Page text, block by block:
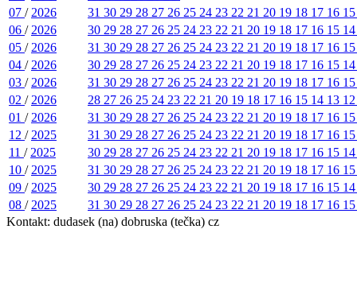
07 / 2026 31 30 29 28 27 26 25 24 23 22 21 20 19 18 17 16
06 / 2026 30 29 28 27 26 25 24 23 22 21 20 19 18 17 16 15
05 / 2026 31 30 29 28 27 26 25 24 23 22 21 20 19 18 17 16
04 / 2026 30 29 28 27 26 25 24 23 22 21 20 19 18 17 16 15
03 / 2026 31 30 29 28 27 26 25 24 23 22 21 20 19 18 17 16
02 / 2026 28 27 26 25 24 23 22 21 20 19 18 17 16 15 14 13
01 / 2026 31 30 29 28 27 26 25 24 23 22 21 20 19 18 17 16
12 / 2025 31 30 29 28 27 26 25 24 23 22 21 20 19 18 17 16
11 / 2025 30 29 28 27 26 25 24 23 22 21 20 19 18 17 16 15
10 / 2025 31 30 29 28 27 26 25 24 23 22 21 20 19 18 17 16
09 / 2025 30 29 28 27 26 25 24 23 22 21 20 19 18 17 16 15
08 / 2025 31 30 29 28 27 26 25 24 23 22 21 20 19 18 17 16
Kontakt: dudasek (na) dobruska (tečka) cz